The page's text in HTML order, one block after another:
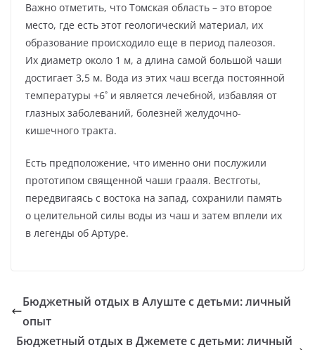
Важно отметить, что Томская область – это второе
место, где есть этот геологический материал, их
образование происходило еще в период палеозоя.
Их диаметр около 1 м, а длина самой большой чаши
достигает 3,5 м. Вода из этих чаш всегда постоянной
температуры +6˚ и является лечебной, избавляя от
глазных заболеваний, болезней желудочно-
кишечного тракта.
Есть предположение, что именно они послужили
прототипом священной чаши грааля. Вестготы,
передвигаясь с востока на запад, сохранили память
о целительной силы воды из чаш и затем вплели их
в легенды об Артуре.
Бюджетный отдых в Алуште с детьми: личный
опыт
Бюджетный отдых в Джемете с детьми: личный